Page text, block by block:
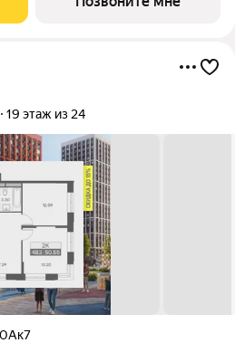
19 этаж из 24